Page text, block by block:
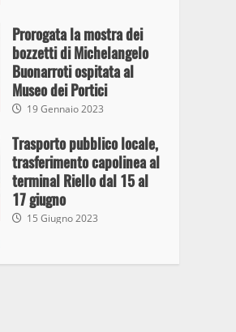
Prorogata la mostra dei
bozzetti di Michelangelo
Buonarroti ospitata al
Museo dei Portici
19 Gennaio 2023
Trasporto pubblico locale,
trasferimento capolinea al
terminal Riello dal 15 al
17 giugno
15 Giugno 2023
Giochi Sportivi